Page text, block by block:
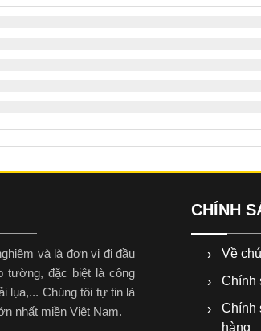
và là đơn vị đi đầu
tường, đặc biệt là công
lụa,... Chúng tôi tự tin là
nhất miền Việt Nam.
CHÍNH
Về
Chính
Chính
hàng